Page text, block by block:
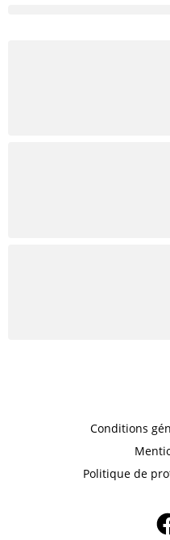
Conditions
Politique de